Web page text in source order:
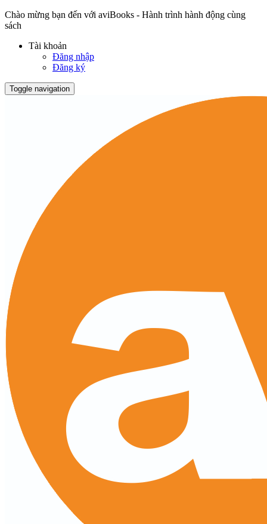
Chào mừng bạn đến với aviBooks - Hành trình hành động cùng
sách
Tài khoản
Đăng nhập
Đăng ký
Toggle navigation